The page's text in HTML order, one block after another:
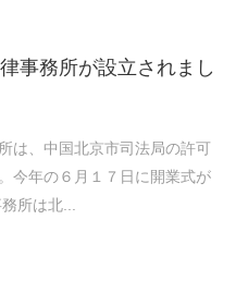
事務所が設立されまし
は、中国北京市司法局の許可
今年の６月１７日に開業式が
所は北...